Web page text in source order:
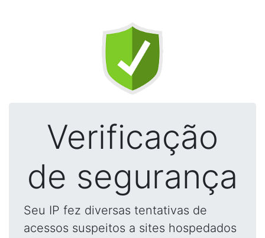
Verificação
de segurança
Seu IP fez diversas tentativas de
acessos suspeitos a sites hospedados